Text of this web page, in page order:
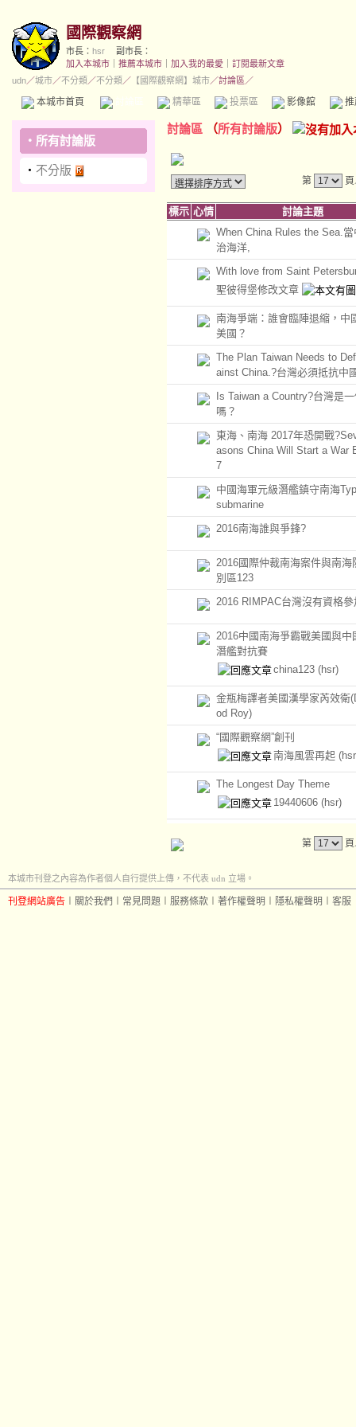
國際觀察網
市長： hsr
副市長：
加入本城市
推薦本城市 加入我的最愛
訂閱最新文章
udn／城市／不分類 ／不分類 ／ 【國際觀察網】城市／討論區／
本城市首頁 精華區 投票區 影像館
‧ 所有討論版
‧ 不分版
討論區 （所有討論版）
第
標示 心情
討論主題
When China Rules the Sea.
治海洋,
With love from Saint
聖彼得堡修改文章
南海爭端：誰會臨陣退縮，中
美國？
The Plan Taiwan Needs to
ainst China.?台灣必須抵抗中
Is Taiwan a Country?台灣是
嗎？
東海、南海 2017年恐開戰
asons China Will Start a War
7
中國海軍元級潛艦鎮守南海
submarine
2016南海誰與爭鋒?
2016國際仲裁南海案件與南海
別區123
2016 RIMPAC台灣沒有資格參
2016中國南海爭霸戰美國與中
潛艦對抗賽
china123 (hsr)
金瓶梅譯者美國漢學家芮效衛
od Roy)
“國際觀察網”創刊
南海風雲再起
The Longest Day Theme
19440606 (hsr)
第
本城市刊登之內容為作者個人自行提供上傳，不代表 udn 立場。
刊登網站廣告 關於我們 常見問題 服務條款 著作權聲明 隱私權聲明 客服